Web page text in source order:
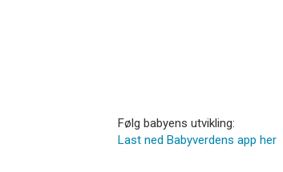
Følg babyens utvikling:
Last ned Babyverdens app her